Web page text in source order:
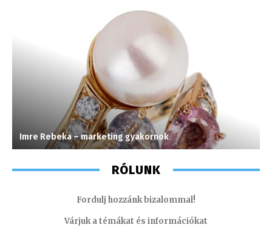
Imre Rebeka – marketing gyakornok
RÓLUNK
Fordulj hozzánk bizalommal!
Várjuk a témákat és információkat